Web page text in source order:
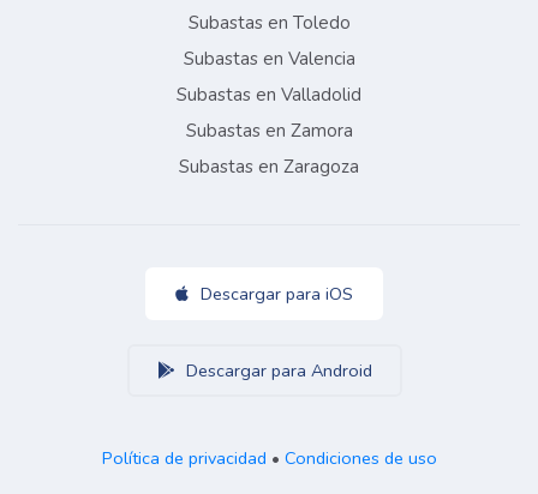
Subastas en Toledo
Subastas en Valencia
Subastas en Valladolid
Subastas en Zamora
Subastas en Zaragoza
Descargar para iOS
Descargar para Android
Política de privacidad • Condiciones de uso